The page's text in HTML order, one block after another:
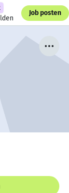
Job posten